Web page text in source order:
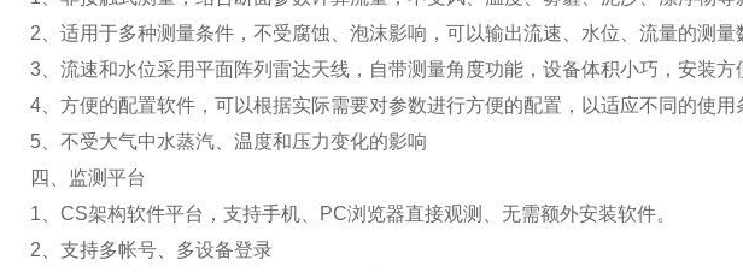
2、适用于多种测量条件，不受腐蚀、泡沫影响，可以输出流速、水位、流量的测量
3、流速和水位采用平面阵列雷达天线，自带测量角度功能，设备体积小巧，安装方
4、方便的配置软件，可以根据实际需要对参数进行方便的配置，以适应不同的使用
5、不受大气中水蒸汽、温度和压力变化的影响
四、监测平台
1、CS架构软件平台，支持手机、PC浏览器直接观测、无需额外安装软件。
2、支持多帐号、多设备登录